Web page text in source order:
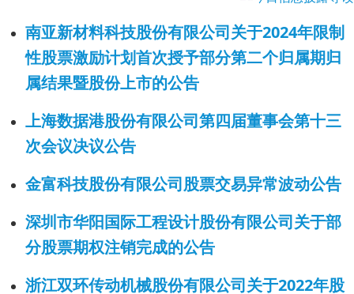
南亚新材料科技股份有限公司关于2024年限制
性股票激励计划首次授予部分第二个归属期归
属结果暨股份上市的公告
上海数据港股份有限公司第四届董事会第十三
次会议决议公告
金富科技股份有限公司股票交易异常波动公告
深圳市华阳国际工程设计股份有限公司关于部
分股票期权注销完成的公告
浙江双环传动机械股份有限公司关于2022年股